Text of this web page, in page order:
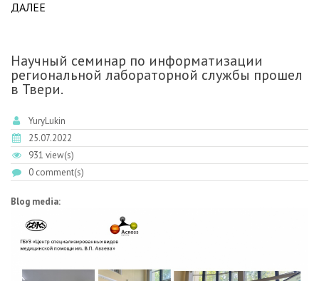
ДАЛЕЕ
Научный семинар по информатизации
региональной лабораторной службы прошел
в Твери.
YuryLukin
25.07.2022
931 view(s)
0 comment(s)
Blog media: